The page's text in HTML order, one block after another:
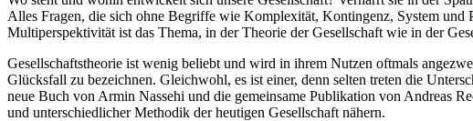
Alles Fragen, die sich ohne Begriffe wie Komplexität, Kontingenz, System und
Multiperspektivität ist das Thema, in der Theorie der Gesellschaft wie in der
Gesellschaftstheorie ist wenig beliebt und wird in ihrem Nutzen oftmals
Glücksfall zu bezeichnen. Gleichwohl, es ist einer, denn selten treten die
neue Buch von Armin Nassehi und die gemeinsame Publikation von Andreas
und unterschiedlicher Methodik der heutigen Gesellschaft nähern.